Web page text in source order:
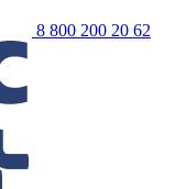
8 800 200 20 62